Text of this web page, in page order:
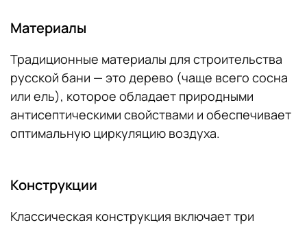
Материалы
Традиционные материалы для строительства
русской бани — это дерево (чаще всего сосна
или ель), которое обладает природными
антисептическими свойствами и обеспечивает
оптимальную циркуляцию воздуха.
Конструкции
Классическая конструкция включает три